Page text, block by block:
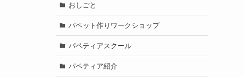
おしごと
パペット作りワークショップ
パペティアスクール
パペティア紹介